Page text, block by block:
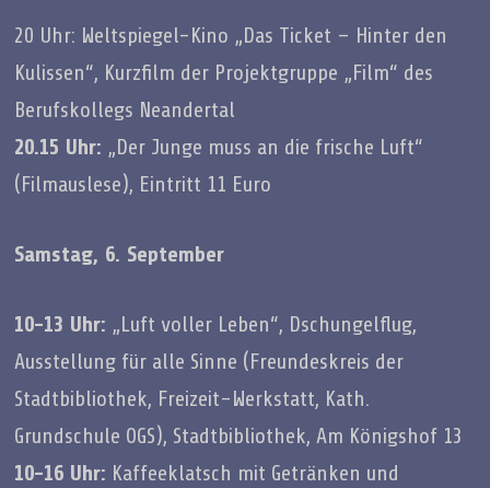
20 Uhr: Weltspiegel-Kino „Das Ticket – Hinter den
Kulissen“, Kurzfilm der Projektgruppe „Film“ des
Berufskollegs Neandertal
20.15 Uhr: „Der Junge muss an die frische Luft“
(Filmauslese), Eintritt 11 Euro
Samstag, 6. September
10-13 Uhr: „Luft voller Leben“, Dschungelflug,
Ausstellung für alle Sinne (Freundeskreis der
Stadtbibliothek, Freizeit-Werkstatt, Kath.
Grundschule OGS), Stadtbibliothek, Am Königshof 13
10-16 Uhr: Kaffeeklatsch mit Getränken und